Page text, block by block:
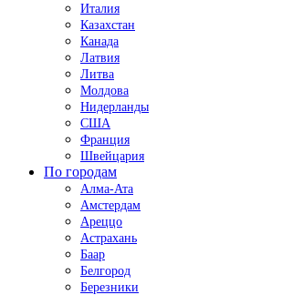
Италия
Казахстан
Канада
Латвия
Литва
Молдова
Нидерланды
США
Франция
Швейцария
По городам
Алма-Ата
Амстердам
Ареццо
Астрахань
Баар
Белгород
Березники